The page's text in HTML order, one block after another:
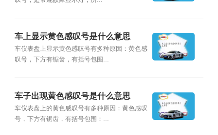
车上显示黄色感叹号是什么意思
车仪表盘上显示黄色感叹号有多种原因：黄色感
叹号，下方有锯齿，有括号包围...
车子出现黄色感叹号是什么意思
车仪表盘上的黄色感叹号有多种原因：黄色感叹
号，下方有锯齿，有括号包围：...